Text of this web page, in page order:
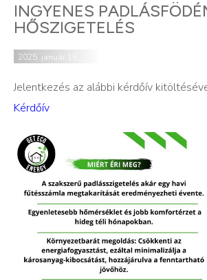
INGYENES
HŐSZIGETELÉS
2025. január 16.
Jelentkezés az alábbi kérdőív
Kérdőív